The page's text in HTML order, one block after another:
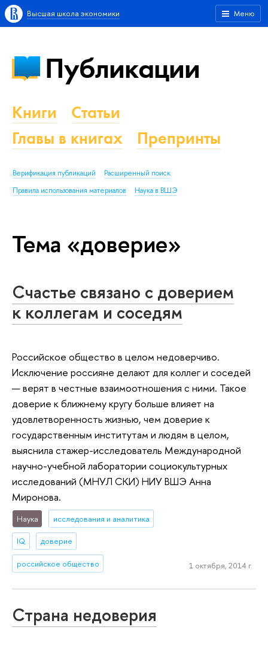
Меню
Высшая школа экономики
Публикации
Книги
Статьи
Главы в книгах
Препринты
Верификация публикаций
Расширенный поиск
Правила использования материалов
Наука в ВШЭ
Тема «доверие»
Счастье связано с доверием
к коллегам и соседям
Российское общество в целом недоверчиво.
Исключение россияне делают для коллег и соседей
— верят в честные взаимоотношения с ними. Такое
доверие к ближнему кругу больше влияет на
удовлетворенность жизнью, чем доверие к
государственным институтам и людям в целом,
выяснила стажер-исследователь Международной
научно-учебной лаборатории социокультурных
исследований (МНУЛ СКИ) НИУ ВШЭ Анна
Миронова.
Наука исследования и аналитика
IQ доверие
российское общество 1 октября, 2014 г.
Страна недоверия